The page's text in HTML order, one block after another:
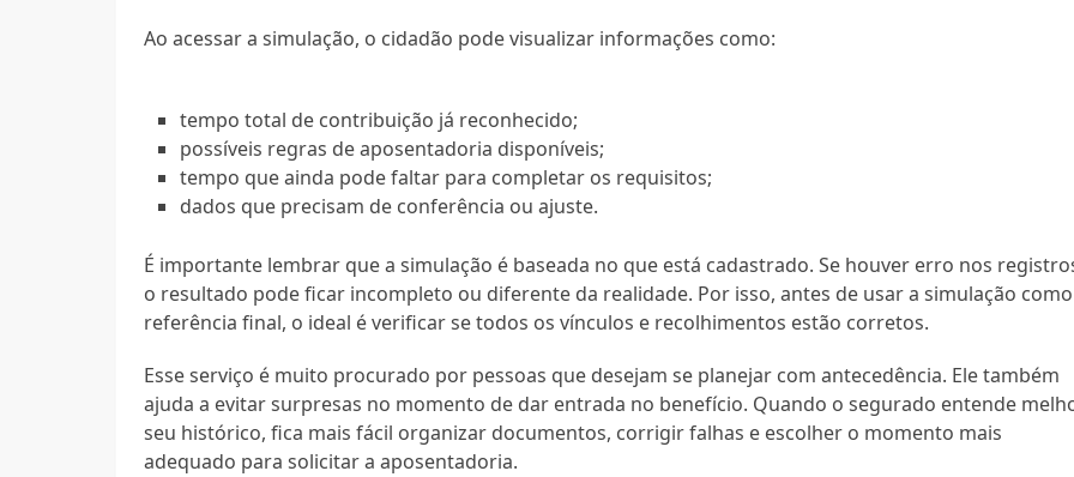
Ao acessar a simulação, o cidadão pode visualizar informações como:
tempo total de contribuição já reconhecido;
possíveis regras de aposentadoria disponíveis;
tempo que ainda pode faltar para completar os requisitos;
dados que precisam de conferência ou ajuste.
É importante lembrar que a simulação é baseada no que está cadastrado. Se houver erro nos
o resultado pode ficar incompleto ou diferente da realidade. Por isso, antes de usar a simulação como
referência final, o ideal é verificar se todos os vínculos e recolhimentos estão corretos.
Esse serviço é muito procurado por pessoas que desejam se planejar com antecedência. Ele também
ajuda a evitar surpresas no momento de dar entrada no benefício. Quando o segurado entende
seu histórico, fica mais fácil organizar documentos, corrigir falhas e escolher o momento mais
adequado para solicitar a aposentadoria.